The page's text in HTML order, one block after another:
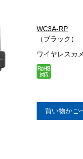
WC3A-RP
（ブラック）
ワイヤレスカ
買い物かご